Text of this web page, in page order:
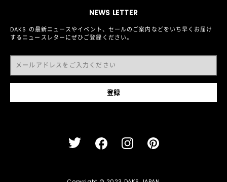
NEWS LETTER
DAKS の最新ニュースやイベント、セールのご案内などをいち早くお届け
するニュースレターにぜひご登録ください。